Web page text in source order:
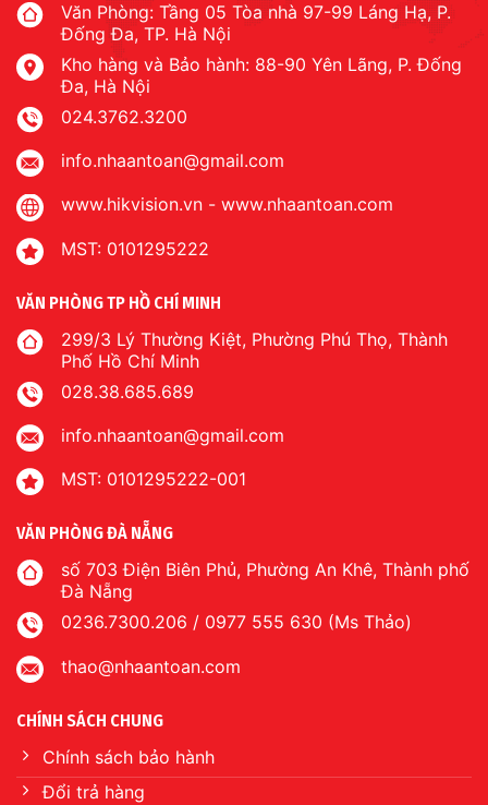
Văn Phòng: Tầng 05 Tòa nhà 97-99 Láng Hạ, P.
Đống Đa, TP. Hà Nội
Kho hàng và Bảo hành: 88-90 Yên Lãng, P. Đống
Đa, Hà Nội
024.3762.3200
info.nhaantoan@gmail.com
www.hikvision.vn - www.nhaantoan.com
MST: 0101295222
VĂN PHÒNG TP HỒ CHÍ MINH
299/3 Lý Thường Kiệt, Phường Phú Thọ, Thành
Phố Hồ Chí Minh
028.38.685.689
info.nhaantoan@gmail.com
MST: 0101295222-001
VĂN PHÒNG ĐÀ NẴNG
số 703 Điện Biên Phủ, Phường An Khê, Thành phố
Đà Nẵng
0236.7300.206 / 0977 555 630 (Ms Thảo)
thao@nhaantoan.com
CHÍNH SÁCH CHUNG
Chính sách bảo hành
Đổi trả hàng